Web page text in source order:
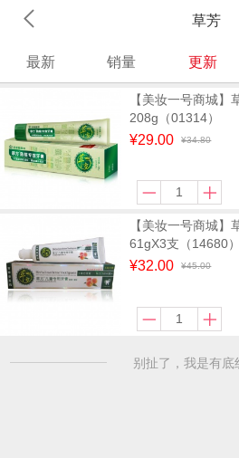
草芳
最新 销量 更新
【美妆一号商城
208g（01314）
¥29.00 ¥34.80
【美妆一号商城】
61gX3支（14680）
¥32.00 ¥45.00
别扯了，我是有底